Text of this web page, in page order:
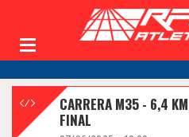
CARRERA M35 - 6,4 KM
FINAL